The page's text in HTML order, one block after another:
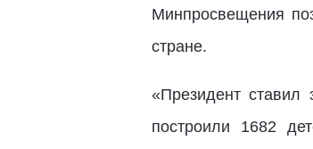
Минпросвещения
стране.
«Президент
построили 1682